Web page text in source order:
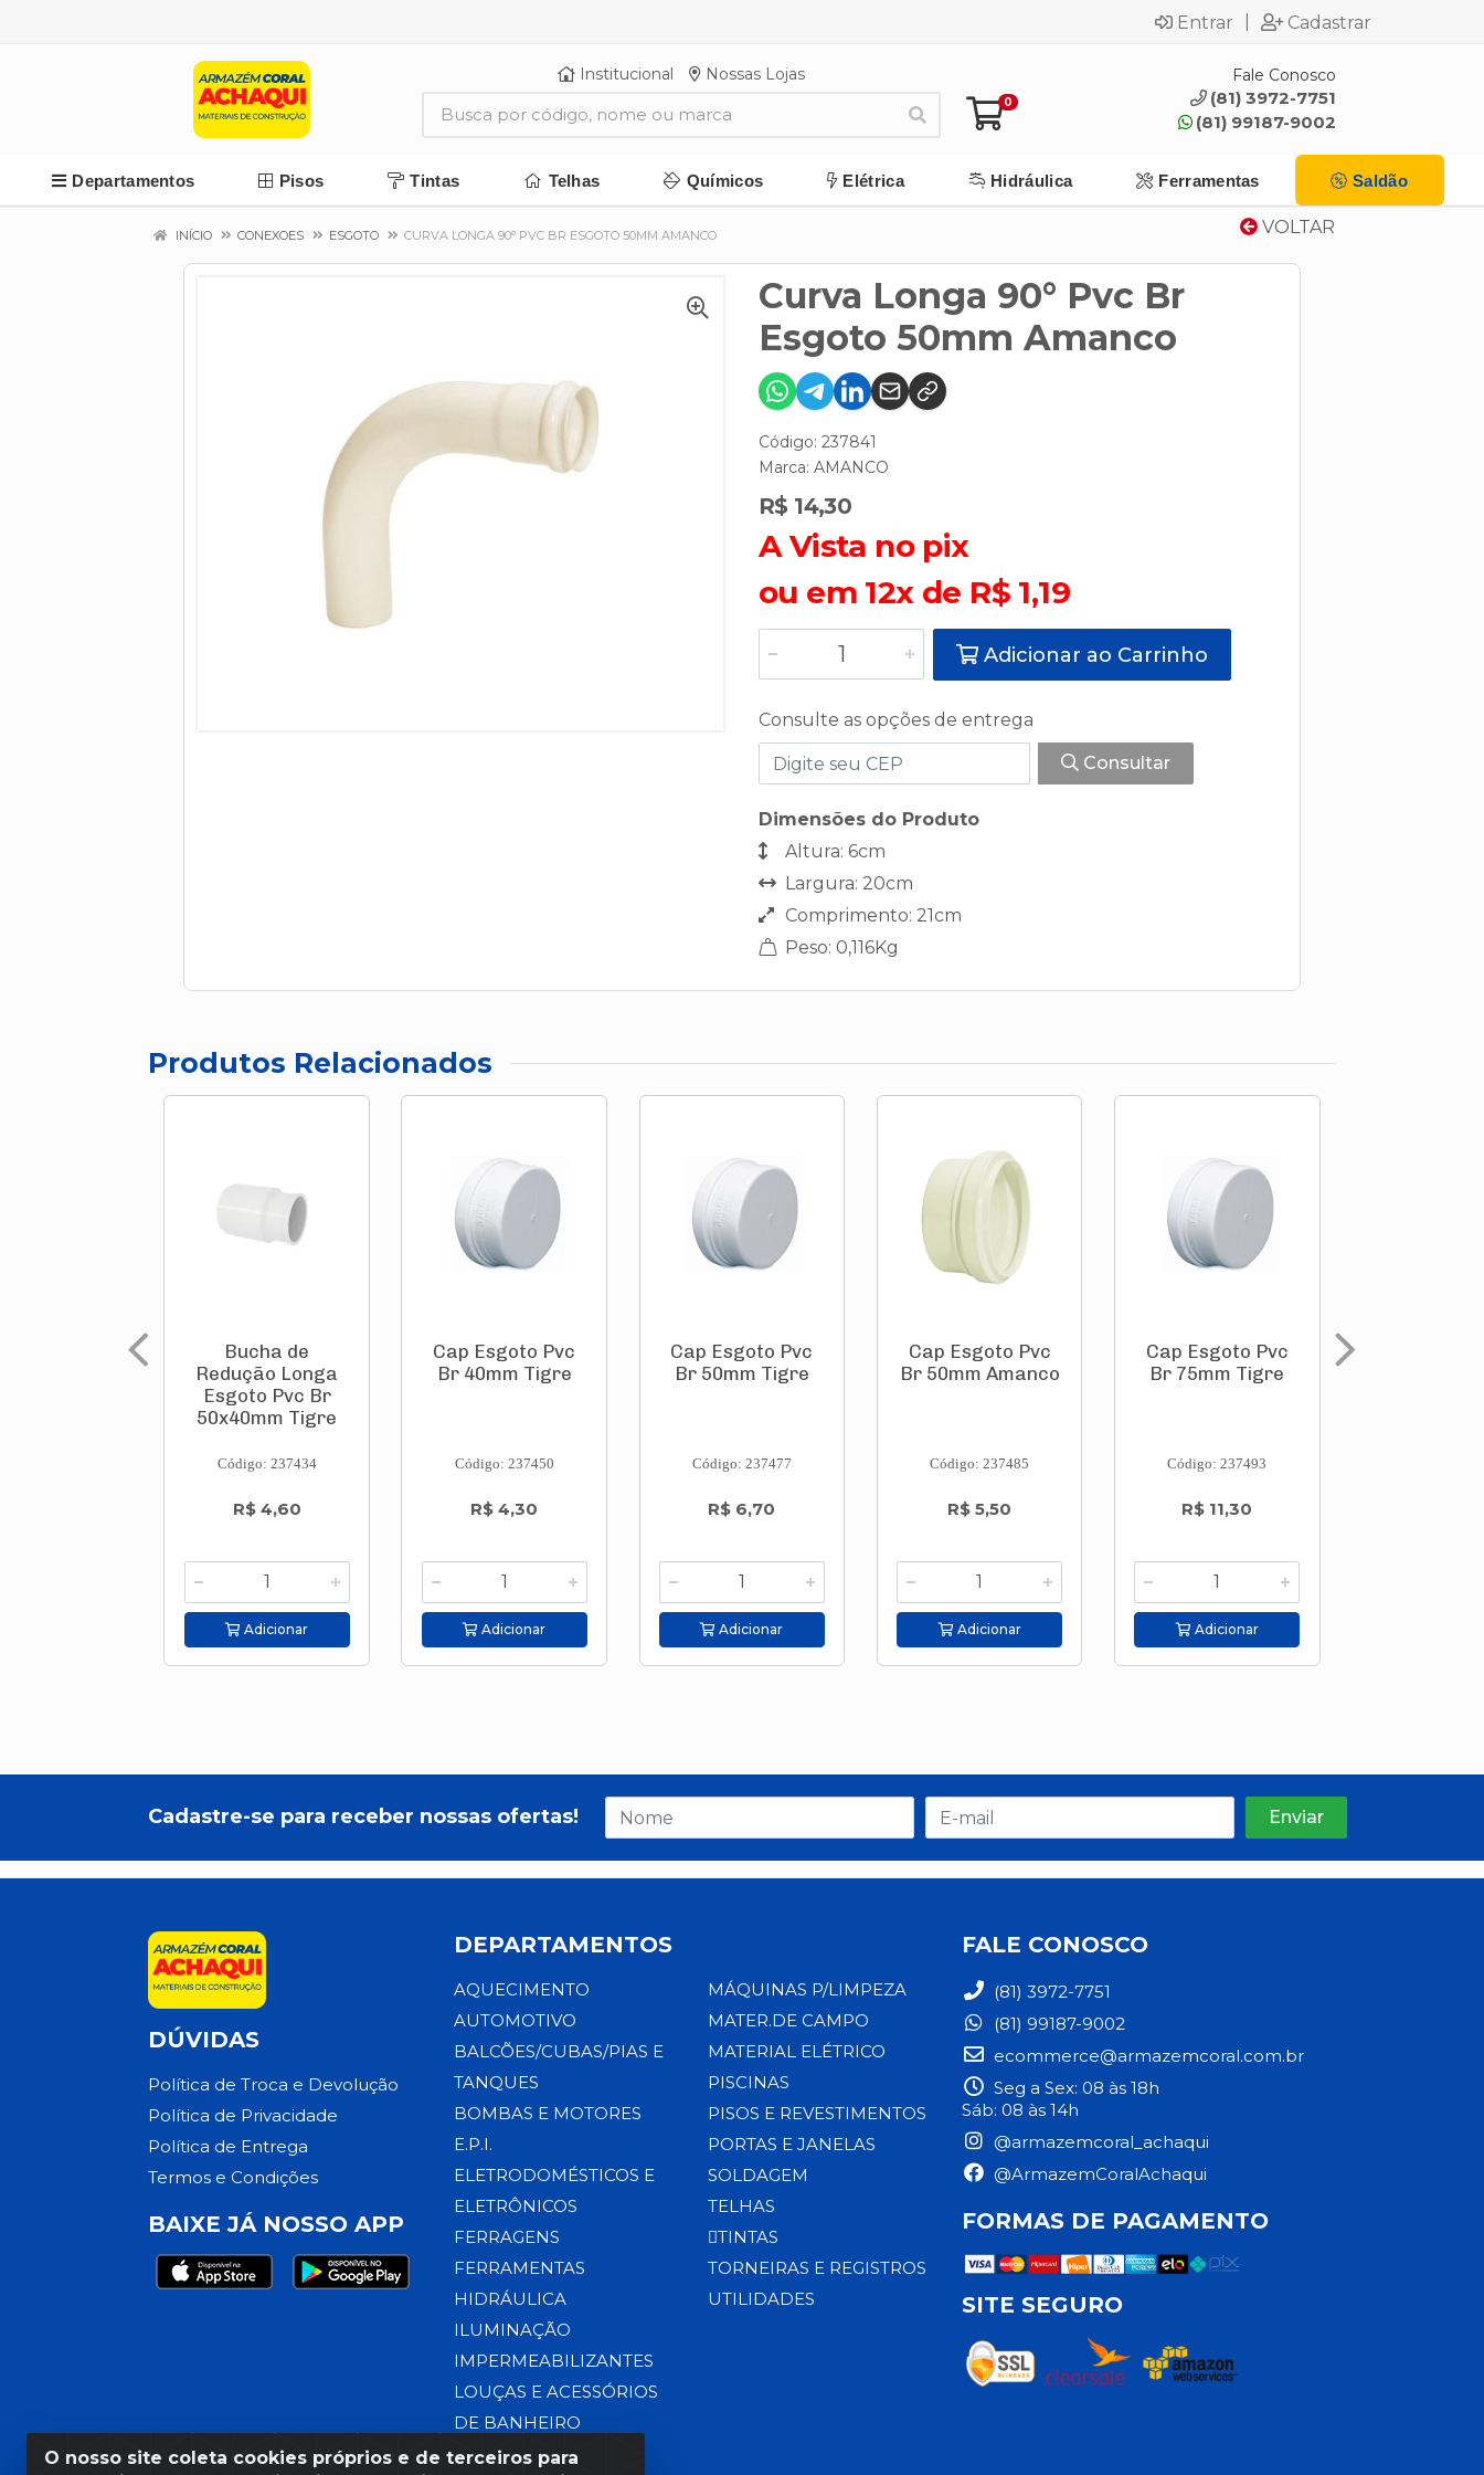
Entrar Cadastrar
Institucional Nossas Lojas
0
Fale Conosco
(81) 3972-7751
(81) 99187-9002
Departamentos Pisos Tintas Telhas Químicos Elétrica Hidráulica Ferramentas Saldão
VOLTAR
INÍCIO CONEXOES ESGOTO CURVA LONGA 90° PVC BR ESGOTO 50MM AMANCO
Curva Longa 90° Pvc Br
Esgoto 50mm Amanco
Código: 237841
Marca: AMANCO
R$ 14,30
A Vista no pix
ou em 12x de R$ 1,19
Adicionar ao Carrinho
Consulte as opções de entrega
Consultar
Dimensões do Produto
Altura: 6cm
Largura: 20cm
Comprimento: 21cm
Peso: 0,116Kg
Produtos Relacionados
Bucha de
Redução Longa
Esgoto Pvc Br
50x40mm Tigre
Código: 237434
R$ 4,60
Adicionar
Cap Esgoto Pvc
Br 40mm Tigre
Código: 237450
R$ 4,30
Adicionar
Cap Esgoto Pvc
Br 50mm Tigre
Código: 237477
R$ 6,70
Adicionar
Cap Esgoto Pvc
Br 50mm Amanco
Código: 237485
R$ 5,50
Adicionar
Cap Esgoto Pvc
Br 75mm Tigre
Código: 237493
R$ 11,30
Adicionar
O nosso site coleta cookies próprios e de terceiros para
Cadastre-se para receber nossas ofertas!
DÚVIDAS
Política de Troca e Devolução
Política de Privacidade
Política de Entrega
Termos e Condições
BAIXE JÁ NOSSO APP
DEPARTAMENTOS
AQUECIMENTO
AUTOMOTIVO
BALCÕES/CUBAS/PIAS E
TANQUES
BOMBAS E MOTORES
E.P.I.
ELETRODOMÉSTICOS E
ELETRÔNICOS
FERRAGENS
FERRAMENTAS
HIDRÁULICA
ILUMINAÇÃO
IMPERMEABILIZANTES
LOUÇAS E ACESSÓRIOS
DE BANHEIRO
MÁQUINAS P/LIMPEZA
MATER.DE CAMPO
MATERIAL ELÉTRICO
PISCINAS
PISOS E REVESTIMENTOS
PORTAS E JANELAS
SOLDAGEM
TELHAS
TINTAS
TORNEIRAS E REGISTROS
UTILIDADES
FALE CONOSCO
(81) 3972-7751
(81) 99187-9002
ecommerce@armazemcoral.com.br
Seg a Sex: 08 às 18h
Sáb: 08 às 14h
@armazemcoral_achaqui
@ArmazemCoralAchaqui
FORMAS DE PAGAMENTO
SITE SEGURO